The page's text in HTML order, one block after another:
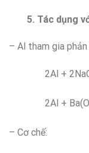
5. Tác dụng
– Al tham gia
2Al +
2Al +
– Cơ chế: